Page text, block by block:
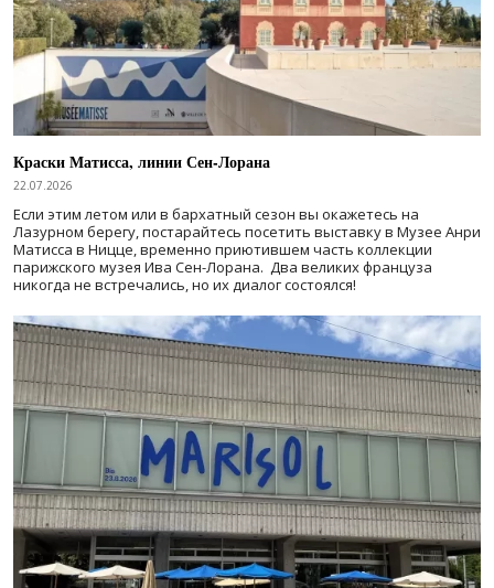
Краски Матисса, линии Сен-Лорана
22.07.2026
Если этим летом или в бархатный сезон вы окажетесь на
Лазурном берегу, постарайтесь посетить выставку в Музее Анри
Матисса в Ницце, временно приютившем часть коллекции
парижского музея Ива Сен-Лорана. Два великих француза
никогда не встречались, но их диалог состоялся!